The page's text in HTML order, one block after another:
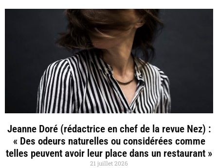
Jeanne Doré (rédactrice en chef de la revue Nez) :
« Des odeurs naturelles ou considérées comme
telles peuvent avoir leur place dans un restaurant »
21 juillet 2026